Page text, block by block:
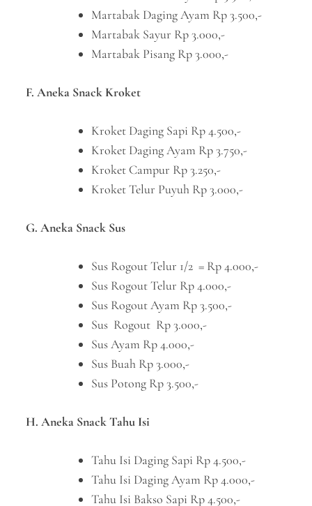
Martabak Daging Ayam Rp 3.500,-
Martabak Sayur Rp 3.000,-
Martabak Pisang Rp 3.000,-
F. Aneka Snack Kroket
Kroket Daging Sapi Rp 4.500,-
Kroket Daging Ayam Rp 3.750,-
Kroket Campur Rp 3.250,-
Kroket Telur Puyuh Rp 3.000,-
G. Aneka Snack Sus
Sus Rogout Telur 1/2 = Rp 4.000,-
Sus Rogout Telur Rp 4.000,-
Sus Rogout Ayam Rp 3.500,-
Sus Rogout Rp 3.000,-
Sus Ayam Rp 4.000,-
Sus Buah Rp 3.000,-
Sus Potong Rp 3.500,-
H. Aneka Snack Tahu Isi
Tahu Isi Daging Sapi Rp 4.500,-
Tahu Isi Daging Ayam Rp 4.000,-
Tahu Isi Bakso Sapi Rp 4.500,-